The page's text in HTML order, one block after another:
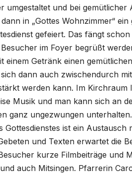
umge­stal­tet und bei
in „Got­tes Wohn­zim­mer“ ein
gefei­ert. Das fängt schon
im Foy­er begrüßt
einem Getränk einen
dann auch zwi­schen­durch
wer­den kann. Im Kirch­raum
Musik und man kann sich an
ganz unge­zwun­gen
Got­tes­diens­tes ist ein Aus­tausch
und Tex­ten erwar­tet die
kur­ze Film­bei­trä­ge und
auch Mit­sin­gen. Pfar­re­rin